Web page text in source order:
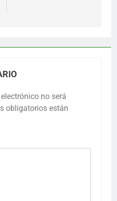
no será
obligatorios están